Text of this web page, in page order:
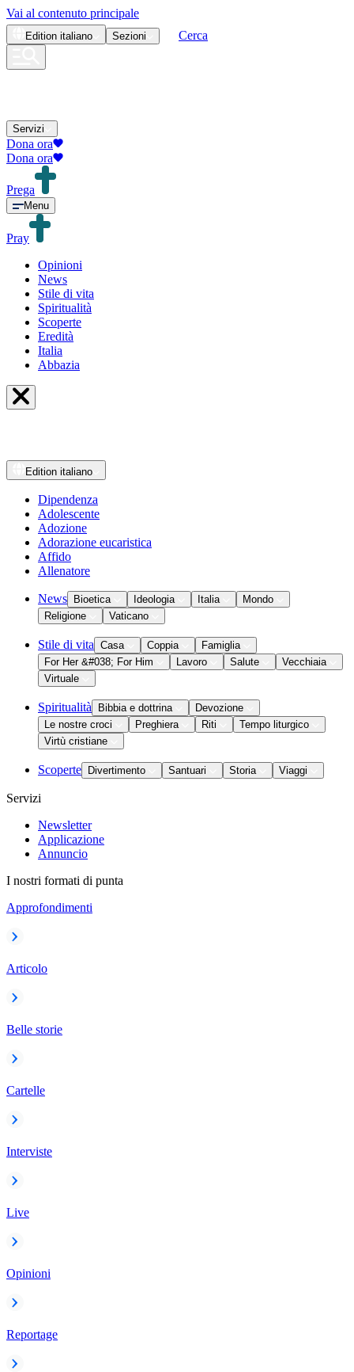
Vai al contenuto principale
Edition italiano Sezioni Cerca
Servizi
Dona ora
Dona ora
Prega
Menu
Pray
Opinioni
News
Stile di vita
Spiritualità
Scoperte
Eredità
Italia
Abbazia
Edition italiano
Dipendenza
Adolescente
Adozione
Adorazione eucaristica
Affido
Allenatore
News Bioetica Ideologia Italia
Mondo
Religione
Vaticano
Stile di vita Casa Coppia
Famiglia
For Her &#038; For Him
Lavoro Salute
Vecchiaia
Virtuale
Spiritualità Bibbia e dottrina
Devozione
Le nostre croci
Preghiera Riti
Tempo liturgico
Virtù cristiane
Scoperte Divertimento Santuari Storia Viaggi
Servizi
Newsletter
Applicazione
Annuncio
I nostri formati di punta
Approfondimenti
Articolo
Belle storie
Cartelle
Interviste
Live
Opinioni
Reportage